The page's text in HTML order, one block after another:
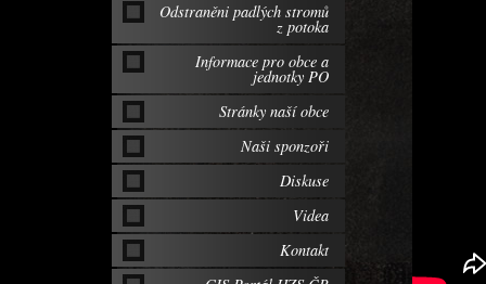
Odstraněni padlých stromů
z potoka
Informace pro obce a
jednotky PO
Stránky naší obce
Naši sponzoři
Diskuse
Videa
Kontakt